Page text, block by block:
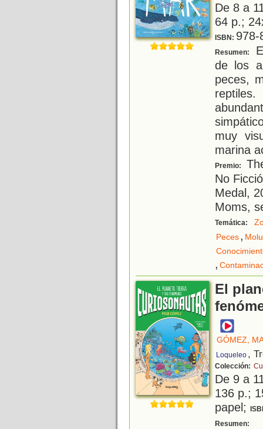
De 8 a
64 p.;
ISBN: 978-
Resumen:
de los
peces,
muy
marina
Premio:
No
Medal,
Moms,
Temática:
Peces,
,
El
GÓMEZ,
Loqueleo ,
Colección:
De 9 a
136 p.;
papel;
Resumen: